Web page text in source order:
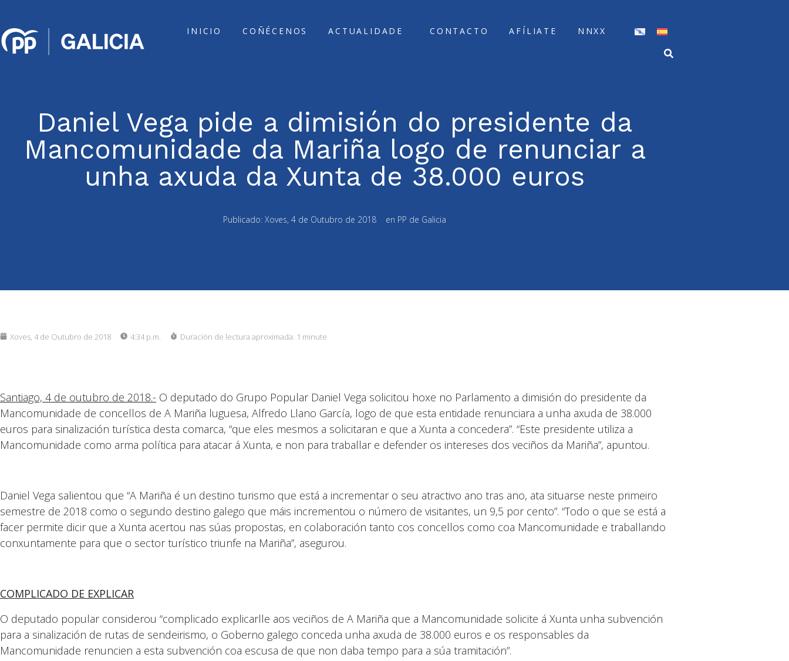
INICIO COÑÉCENOS ACTUALIDADE CONTACTO AFÍLIATE NNXX
Daniel Vega pide a dimisión do presidente da
Mancomunidade da Mariña logo de renunciar a
unha axuda da Xunta de 38.000 euros
Publicado: Xoves, 4 de Outubro de 2018 en PP de Galicia
Xoves, 4 de Outubro de 2018 4:34 p.m. Duración de lectura aproximada: 1 minute
Santiago, 4 de outubro de 2018.- O deputado do Grupo Popular Daniel Vega solicitou hoxe no Parlamento a dimisión do presidente da
Mancomunidade de concellos de A Mariña luguesa, Alfredo Llano García, logo de que esta entidade renunciara a unha axuda de 38.000
euros para sinalización turística desta comarca, “que eles mesmos a solicitaran e que a Xunta a concedera”. “Este presidente utiliza a
Mancomunidade como arma política para atacar á Xunta, e non para traballar e defender os intereses dos veciños da Mariña”, apuntou.
Daniel Vega salientou que “A Mariña é un destino turismo que está a incrementar o seu atractivo ano tras ano, ata situarse neste primeiro
semestre de 2018 como o segundo destino galego que máis incrementou o número de visitantes, un 9,5 por cento”. “Todo o que se está a
facer permite dicir que a Xunta acertou nas súas propostas, en colaboración tanto cos concellos como coa Mancomunidade e traballando
conxuntamente para que o sector turístico triunfe na Mariña”, asegurou.
COMPLICADO DE EXPLICAR
O deputado popular considerou “complicado explicarlle aos veciños de A Mariña que a Mancomunidade solicite á Xunta unha subvención
para a sinalización de rutas de sendeirismo, o Goberno galego conceda unha axuda de 38.000 euros e os responsables da
Mancomunidade renuncien a esta subvención coa escusa de que non daba tempo para a súa tramitación”.